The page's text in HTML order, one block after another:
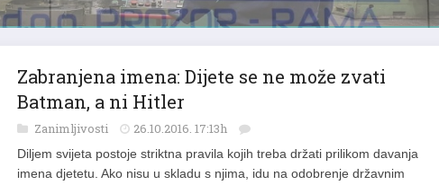
Zabranjena imena: Dijete se ne može zvati
Batman, a ni Hitler
Zanimljivosti 26.10.2016. 17:13h
Diljem svijeta postoje striktna pravila kojih treba držati prilikom davanja
imena djetetu. Ako nisu u skladu s njima, idu na odobrenje državnim